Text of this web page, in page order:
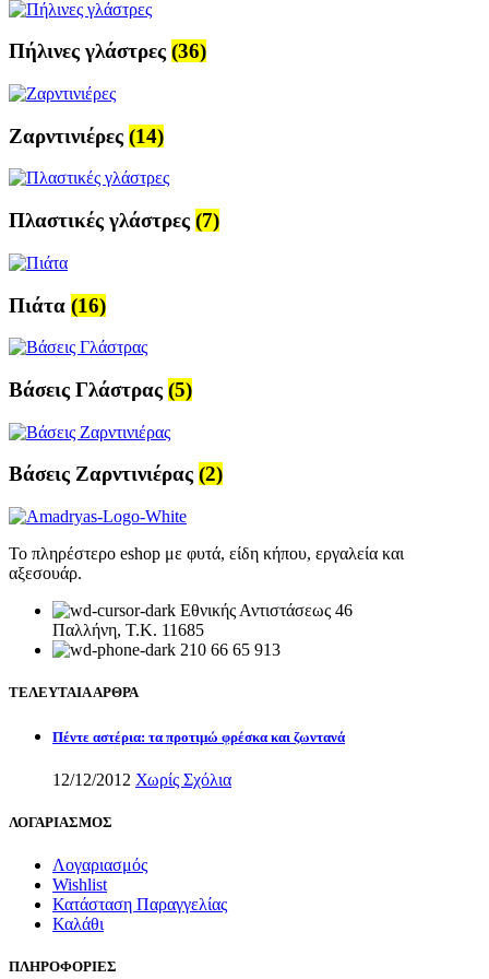
Πήλινες γλάστρες (36)
Ζαρντινιέρες (14)
Πλαστικές γλάστρες (7)
Πιάτα (16)
Βάσεις Γλάστρας (5)
Βάσεις Ζαρντινιέρας (2)
Το πληρέστερο eshop με φυτά, είδη κήπου, εργαλεία και
αξεσουάρ.
Εθνικής Αντιστάσεως 46
Παλλήνη, Τ.Κ. 11685
210 66 65 913
ΤΕΛΕΥΤΑΙΑ ΑΡΘΡΑ
Πέντε αστέρια: τα προτιμώ φρέσκα και ζωντανά
12/12/2012 Χωρίς Σχόλια
ΛΟΓΑΡΙΑΣΜΟΣ
Λογαριασμός
Wishlist
Κατάσταση Παραγγελίας
Καλάθι
ΠΛΗΡΟΦΟΡΙΕΣ